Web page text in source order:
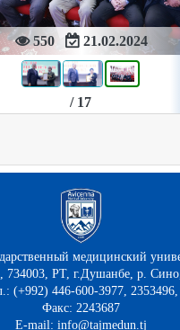
550 21.02.2024
/ 17
медицинский
734003, РТ, г.Душанбе, р.
(+992) 446-600-3977, 2353496,
Факс: 2243687
E-mail: info@tajmedun.tj